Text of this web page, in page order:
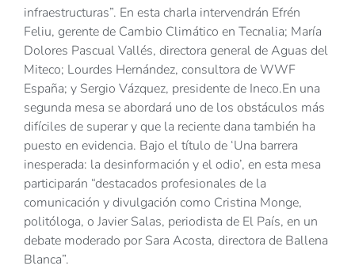
infraestructuras”. En esta charla intervendrán Efrén
Feliu, gerente de Cambio Climático en Tecnalia; María
Dolores Pascual Vallés, directora general de Aguas del
Miteco; Lourdes Hernández, consultora de WWF
España; y Sergio Vázquez, presidente de Ineco.En una
segunda mesa se abordará uno de los obstáculos más
difíciles de superar y que la reciente dana también ha
puesto en evidencia. Bajo el título de ‘Una barrera
inesperada: la desinformación y el odio’, en esta mesa
participarán “destacados profesionales de la
comunicación y divulgación como Cristina Monge,
politóloga, o Javier Salas, periodista de El País, en un
debate moderado por Sara Acosta, directora de Ballena
Blanca”.